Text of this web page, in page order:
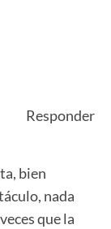
bien
nada
que la
Responder